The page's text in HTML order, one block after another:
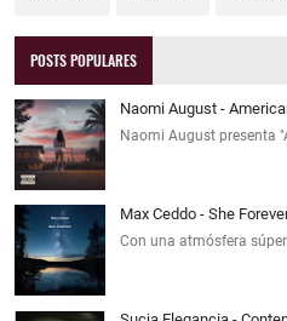
POSTS POPULARES
Naomi August -
Naomi August presenta
Max Ceddo - She
Con una atmósfera